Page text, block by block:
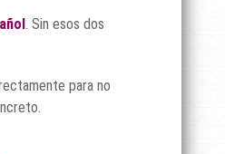
. Sin esos dos
para no